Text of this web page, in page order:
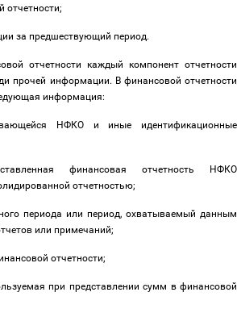
отчетности;
за предшествующий период.
отчетности каждый компонент отчетности
прочей информации. В финансовой отчетности
информация:
НФКО и иные идентификационные
финансовая отчетность НФКО
отчетностью;
периода или период, охватываемый данным
или примечаний;
отчетности;
при представлении сумм в финансовой